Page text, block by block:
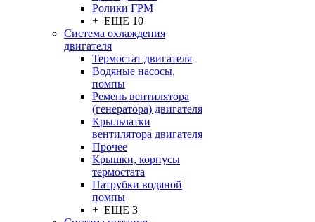
Ролики ГРМ
+ ЕЩЕ 10
Система охлаждения
двигателя
Термостат двигателя
Водяные насосы,
помпы
Ремень вентилятора
(генератора) двигателя
Крыльчатки
вентилятора двигателя
Прочее
Крышки, корпусы
термостата
Патрубки водяной
помпы
+ ЕЩЕ 3